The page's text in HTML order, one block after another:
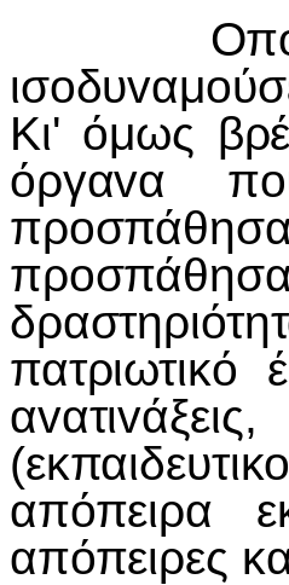
Κι' όμως
όργαvα
πατριωτικό
απόπειρα
απόπειρες